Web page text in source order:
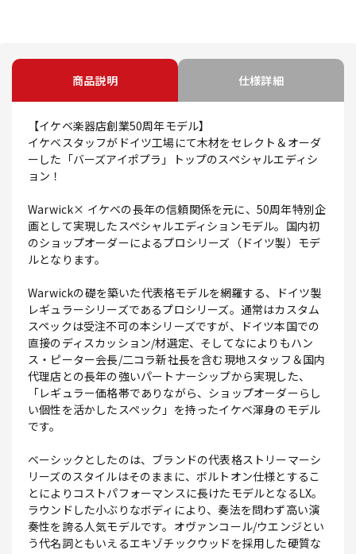
商品説明 仕様詳細
【イケベ楽器店創業50周年モデル】
イケベスタッフがドイツ工場にて木材をセレクト＆オーダ
ーした「バーズアイポプラ」トップのスペシャルエディシ
ョン！
Warwick× イケベの長年の信頼関係を元に、50周年特別企
画として実現したスペシャルエディションモデル。国内初
のショップオーダーによるプロシリーズ（ドイツ製）モデ
ルとなります。
Warwickの礎を築いた代表格モデルを網羅する、ドイツ製
レギュラーシリーズであるプロシリーズ。通常はカスタム
スペックは受注不可の本シリーズですが、ドイツ本国での
直接のディスカッション/材選定、そしてなによりもハン
ス・ピーター会長/二コラ新社長を含む現地スタッフ＆国内
代理店との長年の強いパートナーシップから実現した、
「レギュラー価格帯でありながら、ショップオーダーらし
い個性を活かしたスペック」を持ったイケベ渾身のモデル
です。
ベーシックとしたのは、ブランドの代表格ストリーマーシ
リーズのスタイルはそのままに、ボルトオン仕様とするこ
とによりコストパフォーマンスに長けたモデルとなるLX。
ラウンドした小ぶりなボディにより、奏法を問わず高い演
奏性を誇る人気モデルです。オヴァンコール/ウエンジとい
う代名詞ともいえるエキゾチックウッドを採用した硬質な